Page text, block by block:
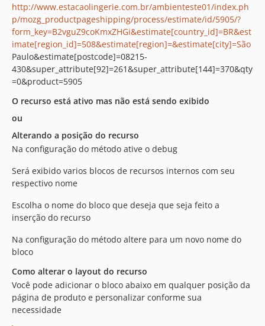
http://www.estacaolingerie.com.br/ambienteste01/index.ph
p/mozg_productpageshipping/process/estimate/id/5905/?
form_key=B2vguZ9coKmxZHGi&estimate[country_id]=BR&est
imate[region_id]=508&estimate[region]=&estimate[city]=São
Paulo&estimate[postcode]=08215-
430&super_attribute[92]=261&super_attribute[144]=370&qty
=0&product=5905
O recurso está ativo mas não está sendo exibido
ou
Alterando a posição do recurso
Na configuração do método ative o debug
Será exibido varios blocos de recursos internos com seu
respectivo nome
Escolha o nome do bloco que deseja que seja feito a
inserção do recurso
Na configuração do método altere para um novo nome do
bloco
Como alterar o layout do recurso
Você pode adicionar o bloco abaixo em qualquer posição da
página de produto e personalizar conforme sua
necessidade